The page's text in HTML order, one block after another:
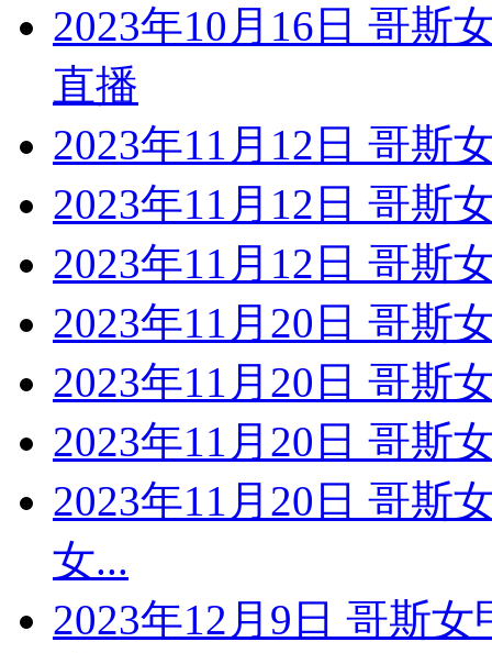
2023年10月16日 哥斯
直播
2023年11月12日 哥斯
2023年11月12日 哥斯
2023年11月12日 哥斯
2023年11月20日 哥斯
2023年11月20日 哥斯
2023年11月20日 哥斯
2023年11月20日 哥斯
女...
2023年12月9日 哥斯